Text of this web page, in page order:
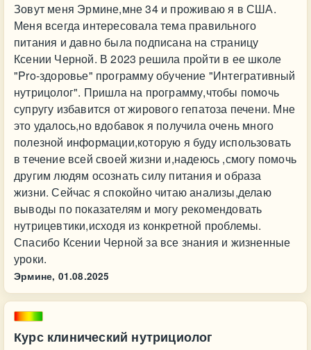
Зовут меня Эрмине,мне 34 и проживаю я в США.
Меня всегда интересовала тема правильного
питания и давно была подписана на страницу
Ксении Черной. В 2023 решила пройти в ее школе
"Pro-здоровье" программу обучение "Интегративный
нутрицолог". Пришла на программу,чтобы помочь
супругу избавится от жирового гепатоза печени. Мне
это удалось,но вдобавок я получила очень много
полезной информации,которую я буду использовать
в течение всей своей жизни и,надеюсь ,смогу помочь
другим людям осознать силу питания и образа
жизни. Сейчас я спокойно читаю анализы,делаю
выводы по показателям и могу рекомендовать
нутрицевтики,исходя из конкретной проблемы.
Спасибо Ксении Черной за все знания и жизненные
уроки.
Эрмине, 01.08.2025
Курс клинический нутрициолог